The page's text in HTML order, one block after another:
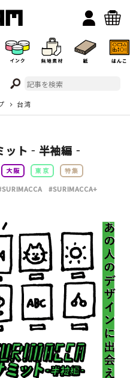
台湾
ット‐半袖編‐
大阪 東京 特集
#SURIMACCA+